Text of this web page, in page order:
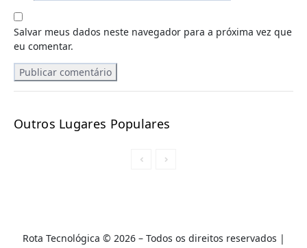
Salvar meus dados neste navegador para a próxima vez que
eu comentar.
Outros Lugares Populares
Rota Tecnológica © 2026 – Todos os direitos reservados |